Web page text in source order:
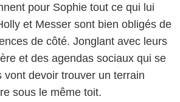
pour Sophie tout ce qui lui
et Messer sont bien obligés de
de côté. Jonglant avec leurs
et des agendas sociaux qui se
vont devoir trouver un terrain
sous le même toit.